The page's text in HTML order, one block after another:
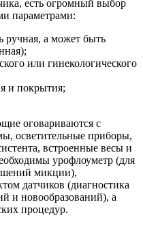
есть огромный выбор
параметрами:
ручная, а может быть
или гинекологического
и покрытия;
оговариваются с
осветительные приборы,
встроенные весы и
урофлоуметр (для
микции),
датчиков (диагностика
и новообразований), а
процедур.